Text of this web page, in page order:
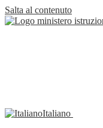
Salta al contenuto
Italiano